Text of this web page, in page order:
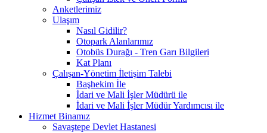
Anketlerimiz
Ulaşım
Nasıl Gidilir?
Otopark Alanlarımız
Otobüs Durağı - Tren Garı Bilgileri
Kat Planı
Çalışan-Yönetim İletişim Talebi
Başhekim İle
İdari ve Mali İşler Müdürü ile
İdari ve Mali İşler Müdür Yardımcısı ile
Hizmet Binamız
Savaştepe Devlet Hastanesi